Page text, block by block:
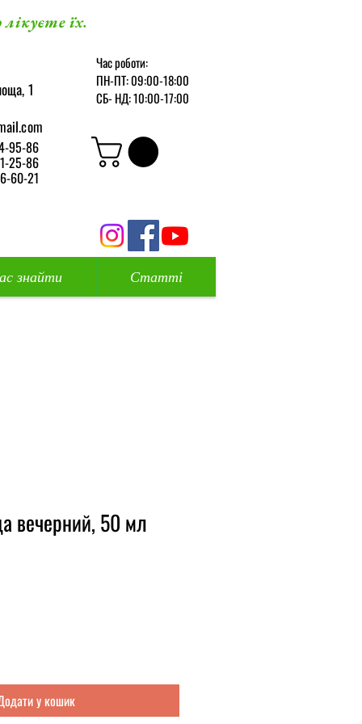
їх.
1
95-86
25-86
60-21
Час роботи:
ПН-ПТ: 09:00-18:00
СБ- НД: 10:00-17:00
знайти Статті
вечерний, 50 мл
у кошик